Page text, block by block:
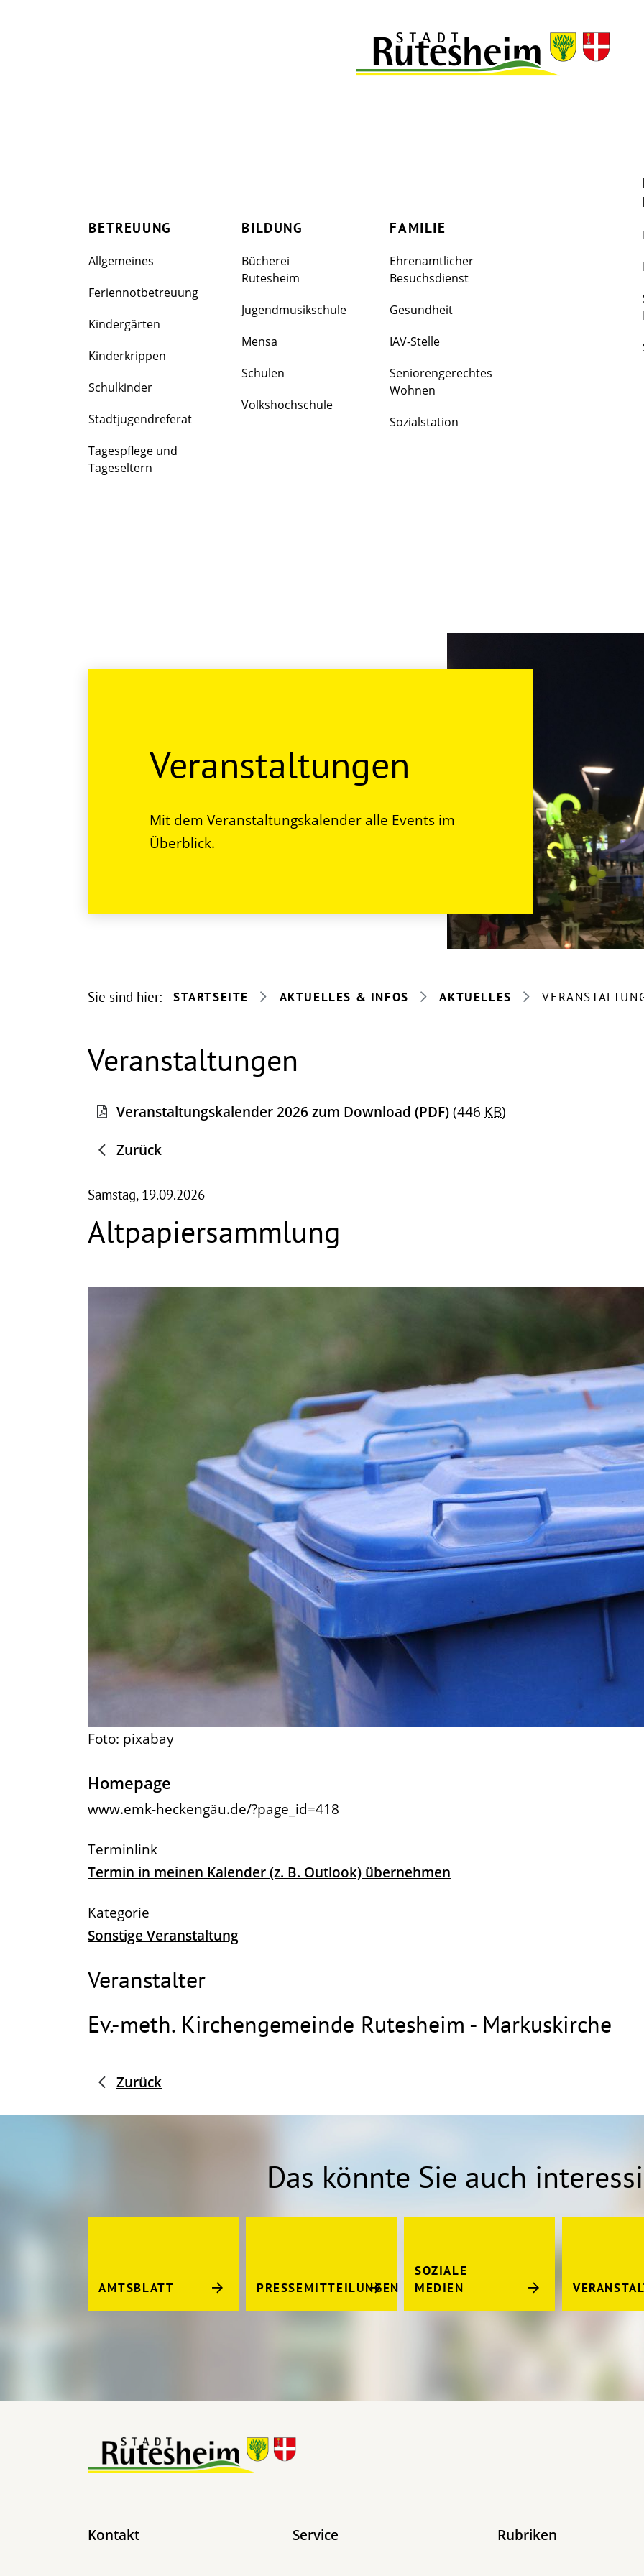
FAMILIE
BILDUNG
BETREUUNG
Allgemeines
Feriennotbetreuung
Kindergärten
Kinderkrippen
Schulkinder
Stadtjugendreferat
Tagespflege und
Tageseltern
BILDUNG
Bücherei
Rutesheim
Jugendmusikschule
Mensa
Schulen
Volkshochschule
FAMILIE
Ehrenamtlicher
Besuchsdienst
Gesundheit
IAV-Stelle
Seniorengerechtes
Wohnen
Sozialstation
Veranstaltungen
Mit dem Veranstaltungskalender alle Events im
Überblick.
Sie sind hier: STARTSEITE AKTUELLES & INFOS AKTUELLES
Veranstaltungen
Veranstaltungskalender 2026 zum Download (PDF)(446 KB)
Zurück
Samstag, 19.09.2026
Altpapiersammlung
Foto: pixabay
Homepage
www.emk-heckengäu.de/?page_id=418
Termin in meinen Kalender (z. B. Outlook) übernehmen
Sonstige Veranstaltung
Veranstalter
Ev.-meth. Kirchengemeinde Rutesheim - Markuskirche
Zurück
Das könnte Sie auch
AMTSBLATT PRESSEMITTEILUNGEN
SOZIALE
MEDIEN
Kontakt Service Rubriken